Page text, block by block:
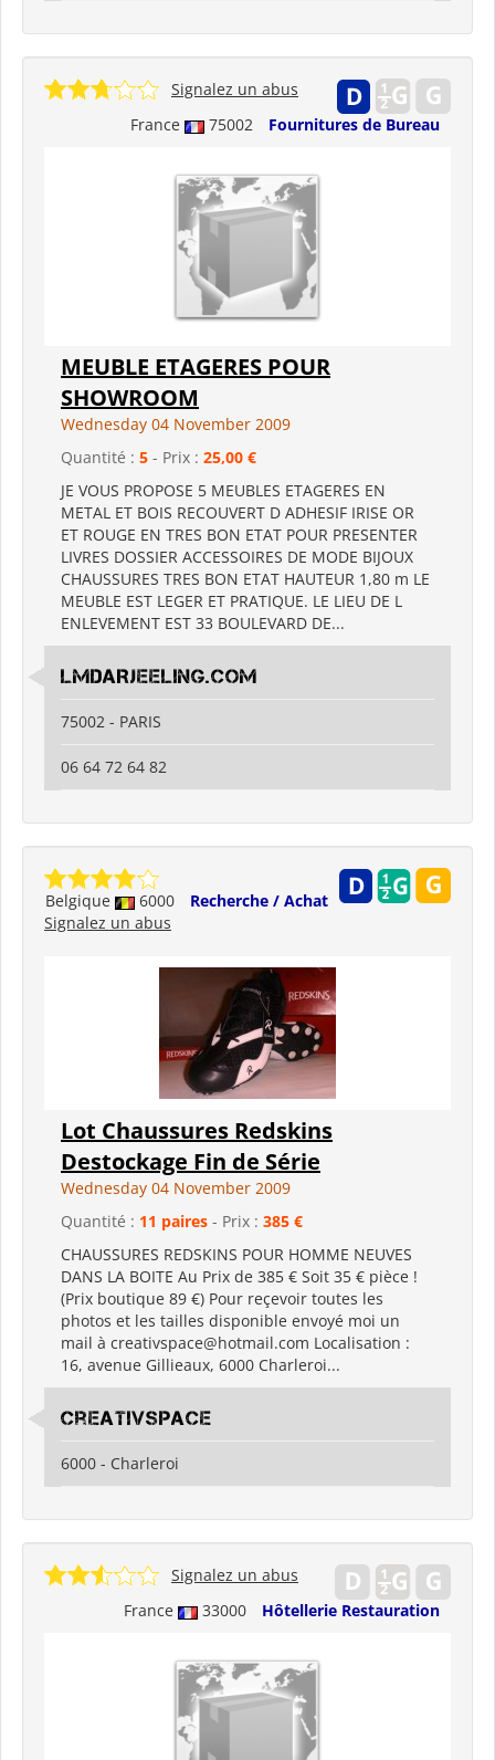
France 75002 Fournitures de Bureau
Signalez un abus
MEUBLE ETAGERES POUR
SHOWROOM
Wednesday 04 November 2009
Quantité : 5 - Prix : 25,00 €
JE VOUS PROPOSE 5 MEUBLES ETAGERES EN
METAL ET BOIS RECOUVERT D ADHESIF IRISE OR
ET ROUGE EN TRES BON ETAT POUR PRESENTER
LIVRES DOSSIER ACCESSOIRES DE MODE BIJOUX
CHAUSSURES TRES BON ETAT HAUTEUR 1,80 m LE
MEUBLE EST LEGER ET PRATIQUE. LE LIEU DE L
ENLEVEMENT EST 33 BOULEVARD DE...
LMDARJEELING.COM
75002 - PARIS
06 64 72 64 82
Belgique 6000
Recherche / Achat
Signalez un abus
Lot Chaussures Redskins
Destockage Fin de Série
Wednesday 04 November 2009
Quantité : 11 paires - Prix : 385 €
CHAUSSURES REDSKINS POUR HOMME NEUVES
DANS LA BOITE Au Prix de 385 € Soit 35 € pièce !
(Prix boutique 89 €) Pour reçevoir toutes les
photos et les tailles disponible envoyé moi un
mail à creativspace@hotmail.com Localisation :
16, avenue Gillieaux, 6000 Charleroi...
Creativspace
6000 - Charleroi
France 33000 Hôtellerie Restauration
Signalez un abus